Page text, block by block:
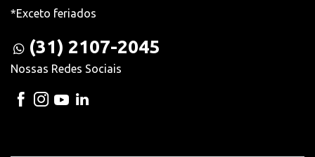
*Exceto feriados
(31) 2107-2045
Nossas Redes Sociais